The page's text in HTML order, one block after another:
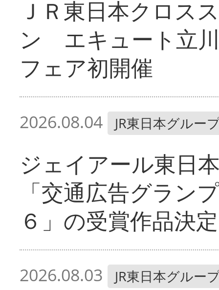
ＪＲ東日本クロス
ン エキュート立
フェア初開催
2026.08.04 JR東日本グルー
ジェイアール東
「交通広告グラン
６」の受賞作品決定
2026.08.03 JR東日本グルー